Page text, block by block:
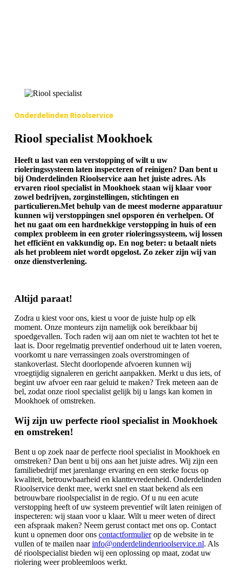
Onderdelinden Rioolservice
Riool specialist Mookhoek
Heeft u last van een verstopping of wilt u uw
rioleringssysteem laten inspecteren of reinigen? Dan bent u
bij Onderdelinden Rioolservice aan het juiste adres. Als
ervaren riool specialist in Mookhoek staan wij klaar voor
zowel bedrijven, zorginstellingen, stichtingen en
particulieren.Met behulp van de meest moderne apparatuur
kunnen wij verstoppingen snel opsporen én verhelpen. Of
het nu gaat om een hardnekkige verstopping in huis of een
complex probleem in een groter rioleringssysteem, wij lossen
het efficiënt en vakkundig op. En nog beter: u betaalt niets
als het probleem niet wordt opgelost. Zo zeker zijn wij van
onze dienstverlening.
Altijd paraat!
Zodra u kiest voor ons, kiest u voor de juiste hulp op elk
moment. Onze monteurs zijn namelijk ook bereikbaar bij
spoedgevallen. Toch raden wij aan om niet te wachten tot het te
laat is. Door regelmatig preventief onderhoud uit te laten voeren,
voorkomt u nare verrassingen zoals overstromingen of
stankoverlast. Slecht doorlopende afvoeren kunnen wij
vroegtijdig signaleren en gericht aanpakken. Merkt u dus iets, of
begint uw afvoer een raar geluid te maken? Trek meteen aan de
bel, zodat onze riool specialist gelijk bij u langs kan komen in
Mookhoek of omstreken.
Wij zijn uw perfecte riool specialist in Mookhoek
en omstreken!
Bent u op zoek naar de perfecte riool specialist in Mookhoek en
omstreken? Dan bent u bij ons aan het juiste adres. Wij zijn een
familiebedrijf met jarenlange ervaring en een sterke focus op
kwaliteit, betrouwbaarheid en klanttevredenheid. Onderdelinden
Rioolservice denkt mee, werkt snel en staat bekend als een
betrouwbare rioolspecialist in de regio. Of u nu een acute
verstopping heeft of uw systeem preventief wilt laten reinigen of
inspecteren: wij staan voor u klaar. Wilt u meer weten of direct
een afspraak maken? Neem gerust contact met ons op. Contact
kunt u opnemen door ons contactformulierop de website in te
vullen of te mailen naarinfo@onderdelindenrioolservice.nl. Als
dé rioolspecialist bieden wij een oplossing op maat, zodat uw
riolering weer probleemloos werkt.